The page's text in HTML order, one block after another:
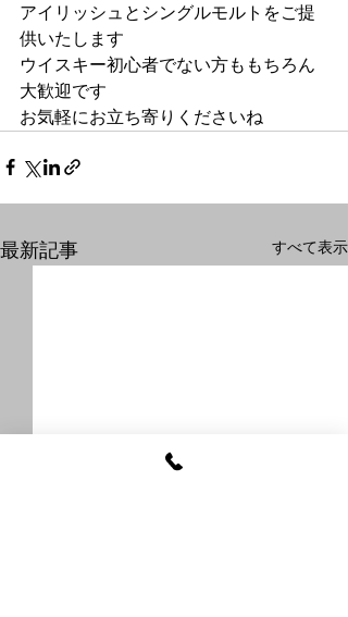
アイリッシュとシングルモルトをご提
供いたします
ウイスキー初心者でない方ももちろん
大歓迎です
お気軽にお立ち寄りくださいね
最新記事 すべて表示